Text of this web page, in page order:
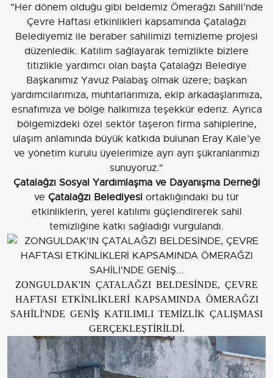
"Her dönem olduğu gibi beldemiz Ömerağzı Sahili’nde
Çevre Haftası etkinlikleri kapsamında Çatalağzı
Belediyemiz ile beraber sahilimizi temizleme projesi
düzenledik. Katılım sağlayarak temizlikte bizlere
titizlikle yardımcı olan başta Çatalağzı Belediye
Başkanımız Yavuz Palabaş olmak üzere; başkan
yardımcılarımıza, muhtarlarımıza, ekip arkadaşlarımıza,
esnafımıza ve bölge halkımıza teşekkür ederiz. Ayrıca
bölgemizdeki özel sektör taşeron firma sahiplerine,
ulaşım anlamında büyük katkıda bulunan Eray Kale’ye
ve yönetim kurulu üyelerimize ayrı ayrı şükranlarımızı
sunuyoruz."
Çatalağzı Sosyal Yardımlaşma ve Dayanışma Derneği
ve Çatalağzı Belediyesi ortaklığındaki bu tür
etkinliklerin, yerel katılımı güçlendirerek sahil
temizliğine katkı sağladığı vurgulandı.
ZONGULDAK'IN ÇATALAĞZI BELDESİNDE, ÇEVRE
HAFTASI ETKİNLİKLERİ KAPSAMINDA ÖMERAĞZI
SAHİLİ'NDE GENİŞ KATILIMLI TEMİZLİK ÇALIŞMASI
GERÇEKLEŞTİRİLDİ.